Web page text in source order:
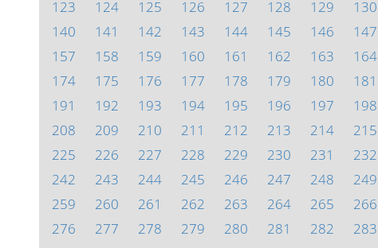
123
124 125 126 127 128 129 130
140
141 142 143 144 145 146 147
157
158 159 160 161 162 163 164
174
175 176 177 178 179 180 181
191
192 193 194 195 196 197 198
208
209 210 211 212 213 214 215
225
226 227 228 229 230 231 232
242
243 244 245 246 247 248 249
259
260 261 262 263 264 265 266
276
277 278 279 280 281 282 283